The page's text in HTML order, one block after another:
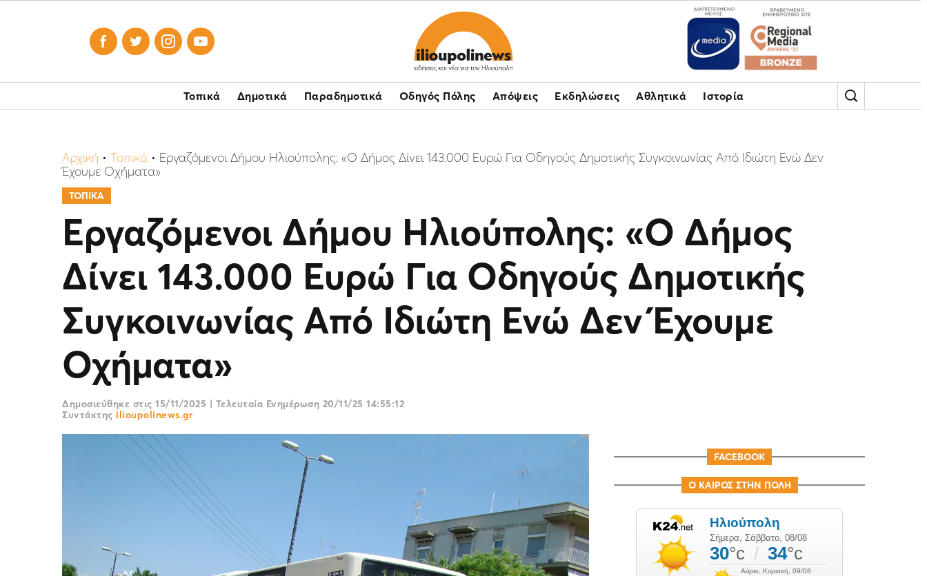
   
Τοπικά Δημοτικά Παραδημοτικά Οδηγός Πόλης Απόψεις Εκδηλώσεις Αθλητικά Ιστορία
Αρχική • Τοπικά • Εργαζόμενοι Δήμου Ηλιούπολης: «Ο Δήμος Δίνει 143.000 Ευρώ Για Οδηγούς Δημοτικής Συγκοινωνίας Από Ιδιώτη Ενώ Δεν
Έχουμε Οχήματα»
ΤΟΠΙΚΑ
Εργαζόμενοι Δήμου Ηλιούπολης: «Ο Δήμος
Δίνει 143.000 Ευρώ Για Οδηγούς Δημοτικής
Συγκοινωνίας Από Ιδιώτη Ενώ Δεν Έχουμε
Οχήματα»
Δημοσιεύθηκε στις 15/11/2025 | Τελευταία Ενημέρωση 20/11/25 14:55:12
Συντάκτης ilioupolinews.gr
FACEBOOK
Ο ΚΑΙΡΟΣ ΣΤΗΝ ΠΟΛΗ